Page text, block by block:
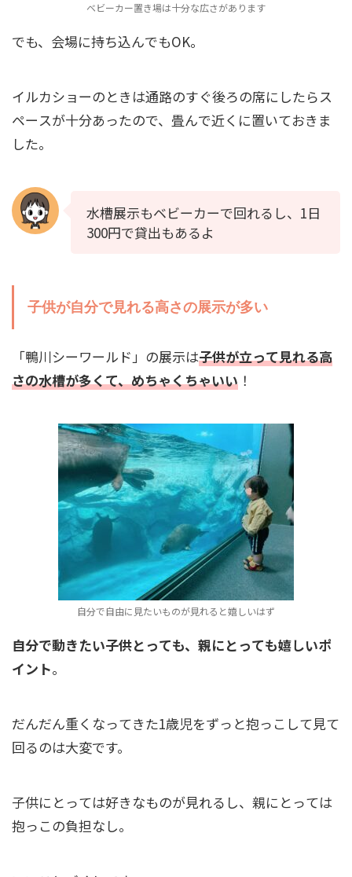
ベビーカー置き場は十分な広さがあります
でも、会場に持ち込んでもOK。
イルカショーのときは通路のすぐ後ろの席にしたらス
ペースが十分あったので、畳んで近くに置いておきま
した。
水槽展示もベビーカーで回れるし、1日
300円で貸出もあるよ
子供が自分で見れる高さの展示が多い
「鴨川シーワールド」の展示は子供が立って見れる高
さの水槽が多くて、めちゃくちゃいい ！
自分で自由に見たいものが見れると嬉しいはず
自分で動きたい子供とっても、親にとっても嬉しいポ
イント。
だんだん重くなってきた1歳児をずっと抱っこして見て
回るのは大変です。
子供にとっては好きなものが見れるし、親にとっては
抱っこの負担なし。